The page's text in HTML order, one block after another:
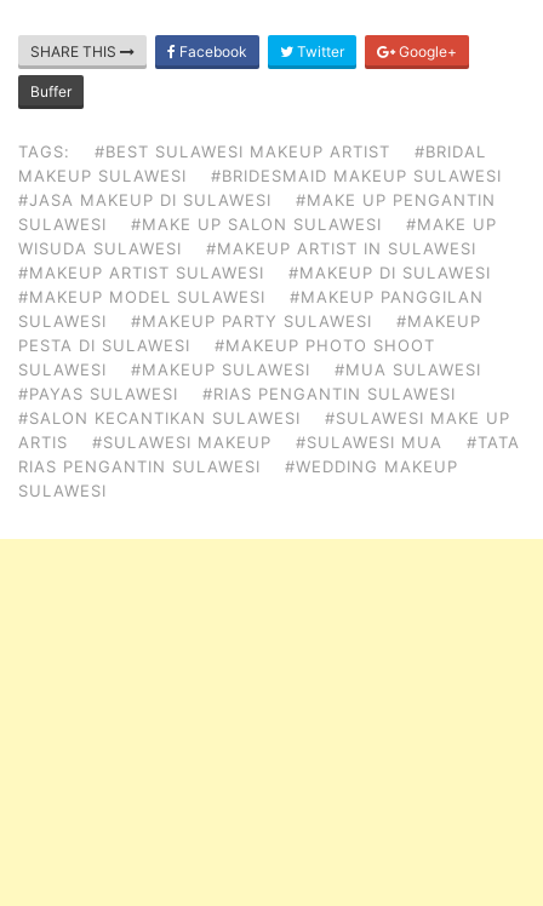
SHARE THIS Facebook Twitter Google+
Buffer
TAGS: #BEST SULAWESI MAKEUP ARTIST
#BRIDAL
MAKEUP SULAWESI
#BRIDESMAID MAKEUP SULAWESI
#JASA MAKEUP DI SULAWESI
#MAKE UP PENGANTIN
SULAWESI
#MAKE UP SALON SULAWESI
#MAKE UP
WISUDA SULAWESI
#MAKEUP ARTIST IN SULAWESI
#MAKEUP ARTIST SULAWESI
#MAKEUP DI SULAWESI
#MAKEUP MODEL SULAWESI
#MAKEUP PANGGILAN
SULAWESI
#MAKEUP PARTY SULAWESI
#MAKEUP
PESTA DI SULAWESI
#MAKEUP PHOTO SHOOT
SULAWESI
#MAKEUP SULAWESI
#MUA SULAWESI
#PAYAS SULAWESI
#RIAS PENGANTIN SULAWESI
#SALON KECANTIKAN SULAWESI
#SULAWESI MAKE UP
ARTIS
#SULAWESI MAKEUP #SULAWESI MUA
#TATA
RIAS PENGANTIN SULAWESI
#WEDDING MAKEUP
SULAWESI